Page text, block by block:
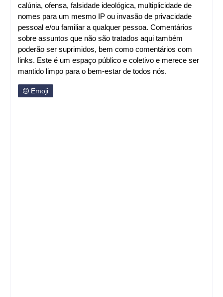
calúnia, ofensa, falsidade ideológica, multiplicidade de
nomes para um mesmo IP ou invasão de privacidade
pessoal e/ou familiar a qualquer pessoa. Comentários
sobre assuntos que não são tratados aqui também
poderão ser suprimidos, bem como comentários com
links. Este é um espaço público e coletivo e merece ser
mantido limpo para o bem-estar de todos nós.
Emoji